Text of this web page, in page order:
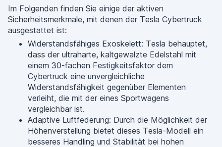
Im Folgenden finden Sie einige der aktiven
Sicherheitsmerkmale, mit denen der Tesla Cybertruck
ausgestattet ist:
Widerstandsfähiges Exoskelett: Tesla behauptet,
dass der ultraharte, kaltgewalzte Edelstahl mit
einem 30-fachen Festigkeitsfaktor dem
Cybertruck eine unvergleichliche
Widerstandsfähigkeit gegenüber Elementen
verleiht, die mit der eines Sportwagens
vergleichbar ist.
Adaptive Luftfederung: Durch die Möglichkeit der
Höhenverstellung bietet dieses Tesla-Modell ein
besseres Handling und Stabilität bei hohen